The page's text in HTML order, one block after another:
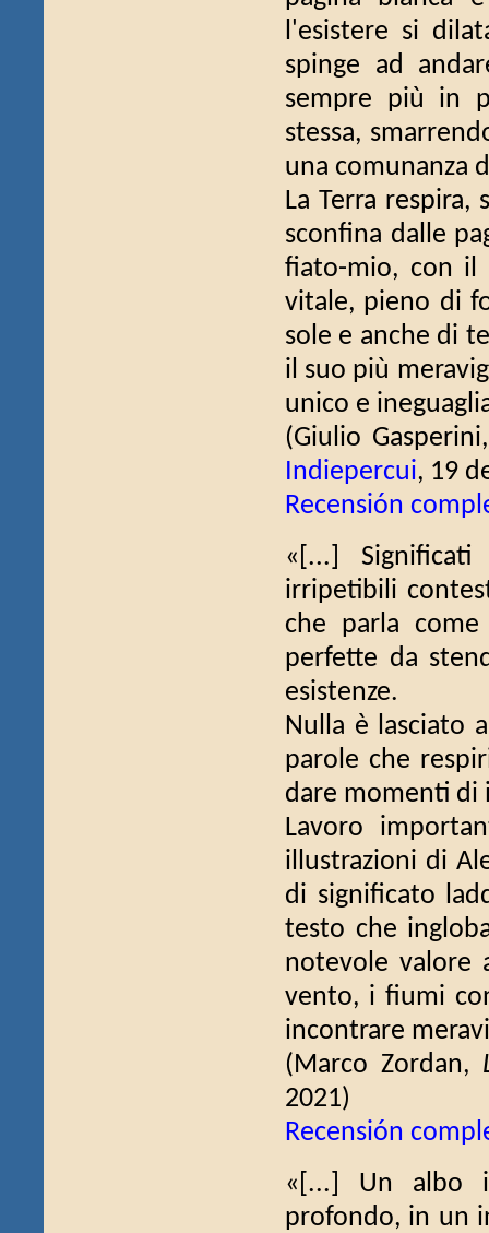
l'esistere si
spinge ad
sempre più in
stessa,
una comunanza
La Terra
sconfina dalle
fiato-mio, con il
vitale, pieno di
sole e anche di
il suo più
unico e
(Giulio
Indiepercui, 19
Recensión
«[...]
irripetibili
che parla
perfette da
esistenze.
Nulla è lasciato
parole che
dare momenti di
Lavoro
illustrazioni di
di significato
testo che
notevole valore
vento, i fiumi
incontrare
(Marco Zordan,
2021)
Recensión
«[...] Un albo
profondo, in un